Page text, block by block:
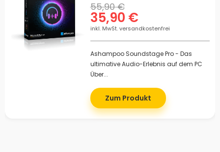
35,90 €
55,90 €
inkl. MwSt. versandkostenfrei
Ashampoo Soundstage Pro - Das
ultimative Audio-Erlebnis auf dem PC
Über...
Zum Produkt